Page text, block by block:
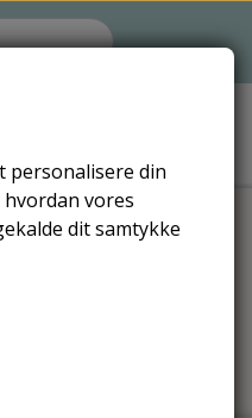
personalisere din
vores
dit samtykke